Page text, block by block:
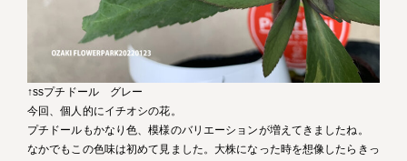
↑ssプチドール グレー
今回、個人的にイチオシの花。
プチドールもかなり色、模様のバリエーションが増えてきましたね。
なかでもこの色味は初めて見ました。大株になった時を想像したらきっ